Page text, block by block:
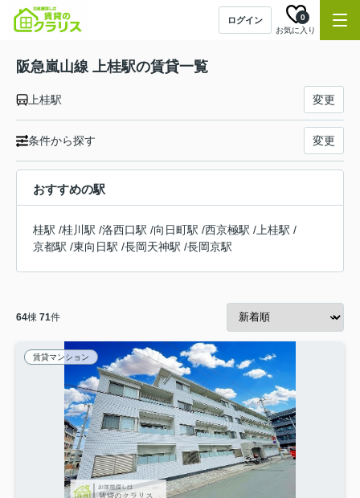
ログイン
お気に入り
0
阪急嵐山線 上桂駅の賃貸一覧
上桂駅 変更
条件から探す 変更
おすすめの駅
桂駅 /桂川駅 /洛西口駅 /向日町駅 /西京極駅 / 上桂駅 /
京都駅 /東向日駅 /長岡天神駅 /長岡京駅
64棟 71件
賃貸マンション